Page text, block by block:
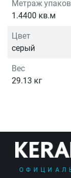
Метраж
1.4400 кв.м
Цвет
серый
Вес
29.13 кг